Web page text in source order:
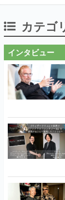
カテゴ
インタビュー